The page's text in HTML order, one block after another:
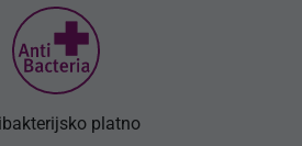
platno